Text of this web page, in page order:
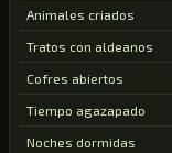
Animales criados
Tratos con aldeanos
Cofres abiertos
Tiempo agazapado
Noches dormidas